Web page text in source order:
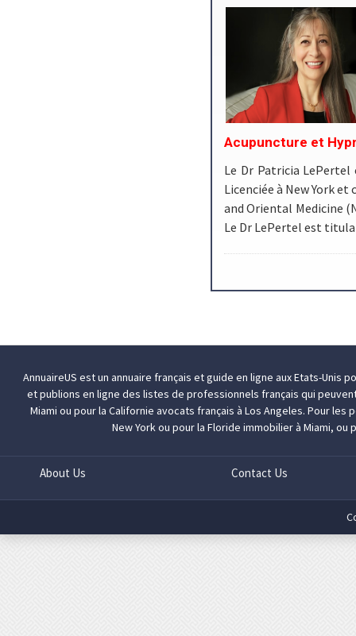
Acupuncture et
Le Dr Patricia
Licenciée à New York
and Oriental Medicine
Le Dr LePertel est
AnnuaireUS est un annuaire français et guide en ligne aux Etats-Unis
et publions en ligne des listes de professionnels français qui
Miami ou pour la Californieavocats français à Los Angeles. Pour les
New Yorkou pour la Florideimmobilier à Miami, ou
About Us Contact Us